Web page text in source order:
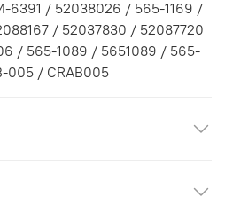
6391 / 52038026 / 565-1169 /
/ 52037830 / 52087720
/ 565-1089 / 5651089 / 565-
005 / CRAB005